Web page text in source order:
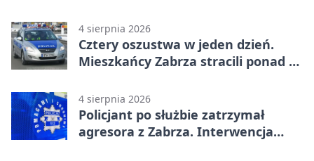
4 sierpnia 2026
Cztery oszustwa w jeden dzień.
Mieszkańcy Zabrza stracili ponad 6
4 sierpnia 2026
Policjant po służbie zatrzymał
agresora z Zabrza. Interwencja